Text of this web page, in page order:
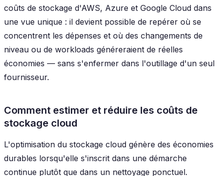
coûts de stockage d'AWS, Azure et Google Cloud dans
une vue unique : il devient possible de repérer où se
concentrent les dépenses et où des changements de
niveau ou de workloads généreraient de réelles
économies — sans s'enfermer dans l'outillage d'un seul
fournisseur.
Comment estimer et réduire les coûts de
stockage cloud
L'optimisation du stockage cloud génère des économies
durables lorsqu'elle s'inscrit dans une démarche
continue plutôt que dans un nettoyage ponctuel.